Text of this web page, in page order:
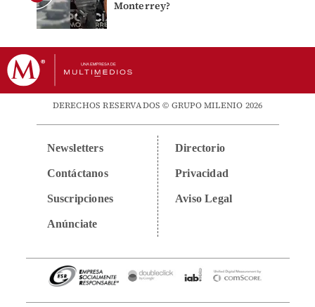
Monterrey?
DERECHOS RESERVADOS © GRUPO MILENIO 2026
Newsletters
Contáctanos
Suscripciones
Anúnciate
Directorio
Privacidad
Aviso Legal